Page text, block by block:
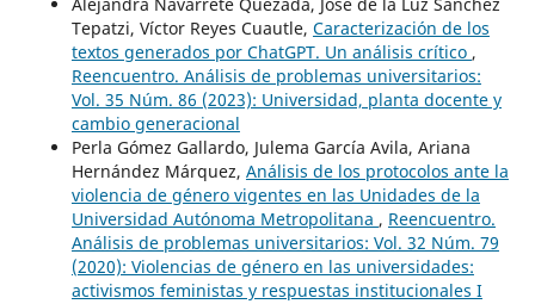
Tepatzi, Víctor Reyes Cuautle, Caracterización de los
textos generados por ChatGPT. Un análisis crítico ,
Reencuentro. Análisis de problemas universitarios:
Vol. 35 Núm. 86 (2023): Universidad, planta docente y
cambio generacional
Perla Gómez Gallardo, Julema García Avila, Ariana
Hernández Márquez, Análisis de los protocolos ante la
violencia de género vigentes en las Unidades de la
Universidad Autónoma Metropolitana , Reencuentro.
Análisis de problemas universitarios: Vol. 32 Núm. 79
(2020): Violencias de género en las universidades:
activismos feministas y respuestas institucionales I